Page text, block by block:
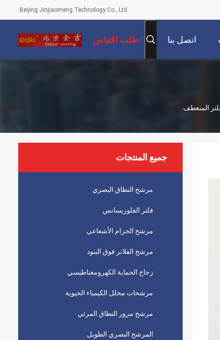
Beijing Jinjiaomeng Technology Co., Ltd.
اتصل بنا طلب اقتباس
جميع المنتجات
مرشح النطاق البصري
فلتر الفلوريسانس
مرشح الحزام الأشعاعي
مرشح الفلاتر فوق البنود
زجاج الحماية الكهرومغناطيسي
مرشحات محلل الكيمياء الحيوية
مرشح مرور النطاق المرئي
المرشح البصري الطويل